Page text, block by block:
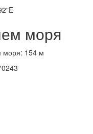
моря
моря: 154 м